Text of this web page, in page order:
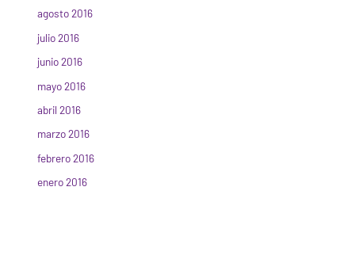
agosto 2016
julio 2016
junio 2016
mayo 2016
abril 2016
marzo 2016
febrero 2016
enero 2016